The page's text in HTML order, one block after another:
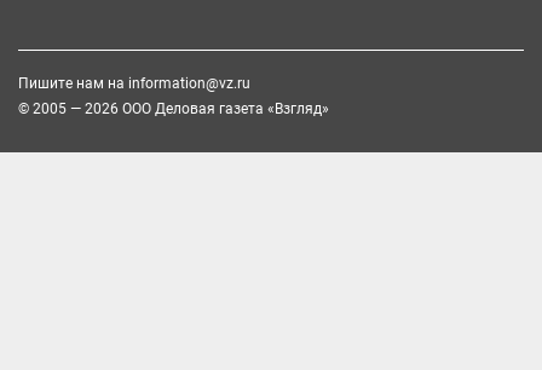
Пишите нам на information@vz.ru
© 2005 — 2026 ООО Деловая газета «Взгляд»